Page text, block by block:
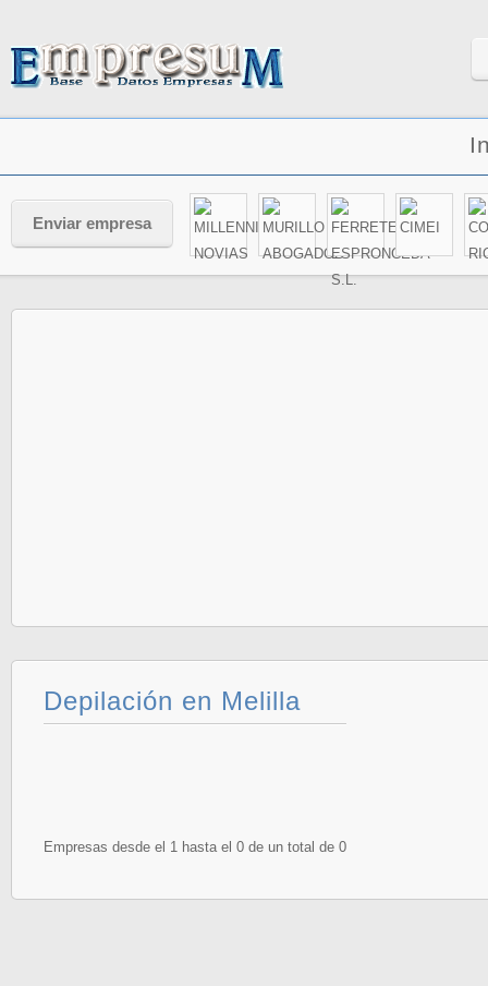
Enviar empresa
Depilación en Melilla
Empresas desde el 1 hasta el 0 de un total de 0